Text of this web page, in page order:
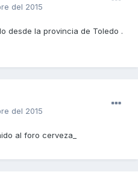
del 2015
desde la provincia de Toledo .
del 2015
al foro cerveza_